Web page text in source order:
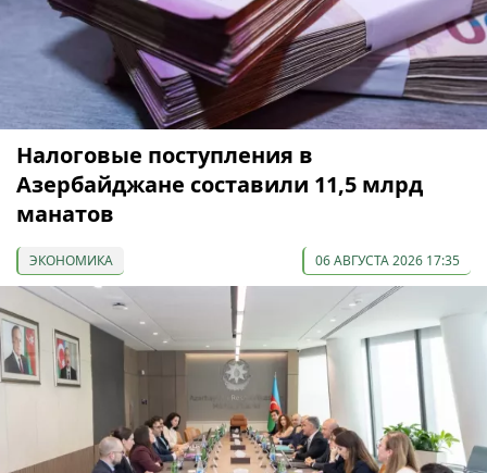
Налоговые поступления в
Азербайджане составили 11,5 млрд
манатов
ЭКОНОМИКА 06 АВГУСТА 2026 17:35